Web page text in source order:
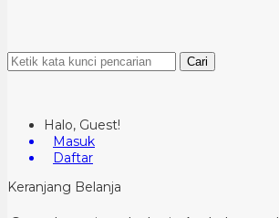
Cari
Halo, Guest!
Masuk
Daftar
Keranjang Belanja